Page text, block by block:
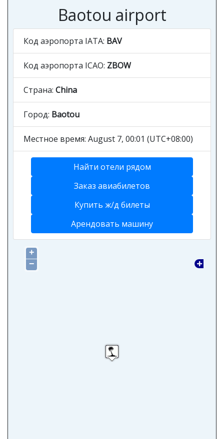
Baotou airport
Код аэропорта IATA: BAV
Код аэропорта ICAO: ZBOW
Страна: China
Город: Baotou
Местное время: August 7, 00:01 (UTC+08:00)
Найти отели рядом
Заказ авиабилетов
Купить ж/д билеты
Арендовать машину
+
−